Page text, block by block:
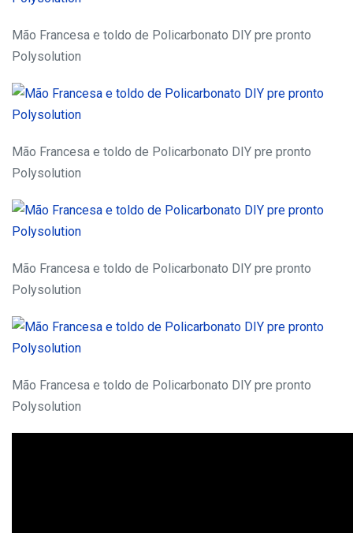
Mão Francesa e toldo de Policarbonato DIY pre pronto
Polysolution
Mão Francesa e toldo de Policarbonato DIY pre pronto
Polysolution
Mão Francesa e toldo de Policarbonato DIY pre pronto
Polysolution
Mão Francesa e toldo de Policarbonato DIY pre pronto
Polysolution